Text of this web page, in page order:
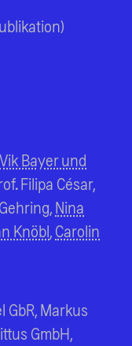
Vik Bayer und
Filipa César,
Nina
Knöbl, Carolin
GbR, Markus
GmbH,